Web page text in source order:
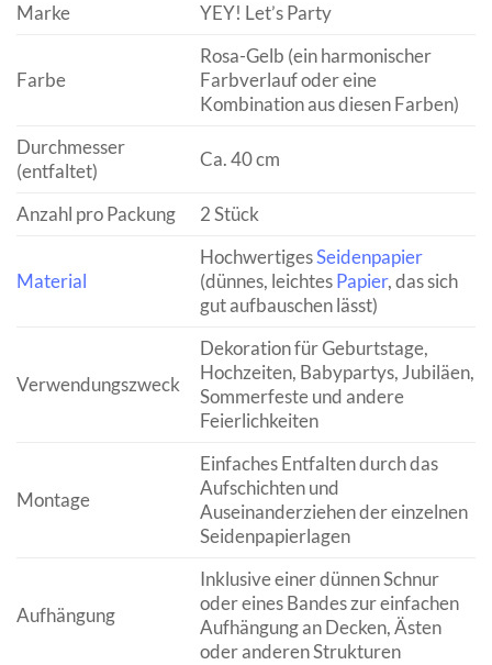
Marke
YEY! Let’s Party
Farbe
Rosa-Gelb (ein harmonischer
Farbverlauf oder eine
Kombination aus diesen Farben)
Durchmesser
(entfaltet)
Ca. 40 cm
Anzahl pro Packung 2 Stück
Material
HochwertigesSeidenpapier
(dünnes, leichtesPapier, das sich
gut aufbauschen lässt)
Verwendungszweck
Dekoration für Geburtstage,
Hochzeiten, Babypartys, Jubiläen,
Sommerfeste und andere
Feierlichkeiten
Montage
Einfaches Entfalten durch das
Aufschichten und
Auseinanderziehen der einzelnen
Seidenpapierlagen
Aufhängung
Inklusive einer dünnen Schnur
oder eines Bandes zur einfachen
Aufhängung an Decken, Ästen
oder anderen Strukturen